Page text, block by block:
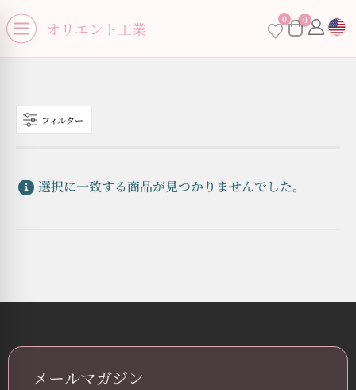
Open menu
オリエント工業 0 0×
menu
フィルター
選択に一致する商品が見つかりませんでした。
メールマガジン